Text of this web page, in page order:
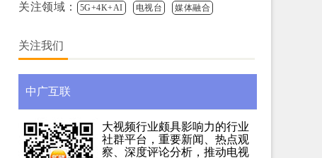
关注领域： 5G+4K+AI 电视台 媒体融合
关注我们
中广互联
大视频行业颇具影响力的行业
社群平台，重要新闻、热点观
察、深度评论分析，推动电视